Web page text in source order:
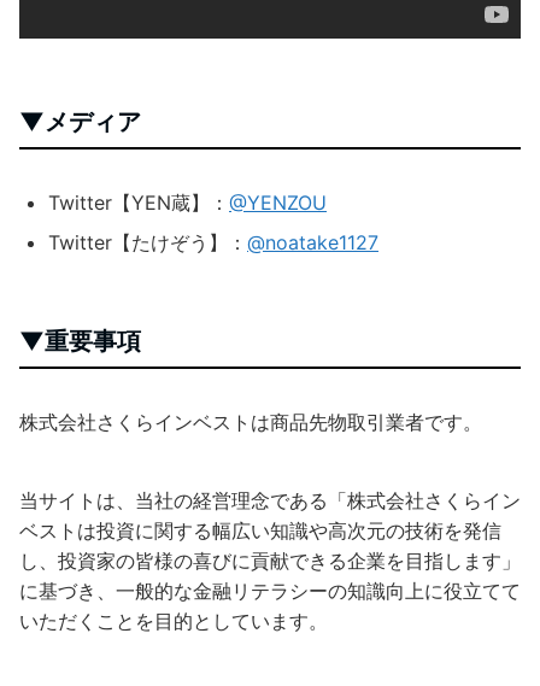
▼メディア
Twitter【YEN蔵】： @YENZOU
Twitter【たけぞう】： @noatake1127
▼重要事項
株式会社さくらインベストは商品先物取引業者です。
当サイトは、当社の経営理念である「株式会社さくらイン
ベストは投資に関する幅広い知識や高次元の技術を発信
し、投資家の皆様の喜びに貢献できる企業を目指します」
に基づき、一般的な金融リテラシーの知識向上に役立てて
いただくことを目的としています。